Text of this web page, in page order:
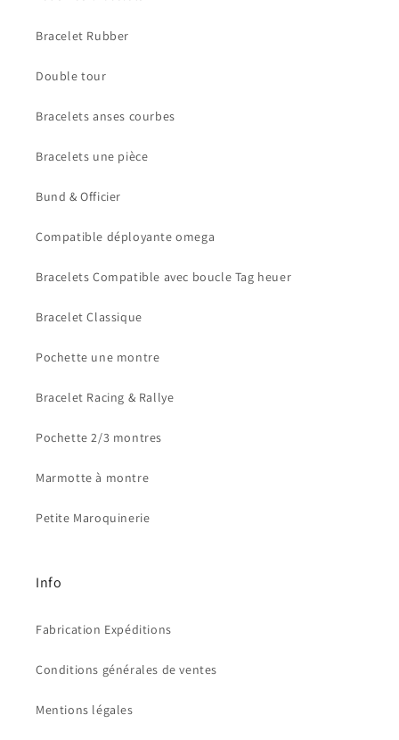
Bracelet Rubber
Double tour
Bracelets anses courbes
Bracelets une pièce
Bund & Officier
Compatible déployante omega
Bracelets Compatible avec boucle Tag heuer
Bracelet Classique
Pochette une montre
Bracelet Racing & Rallye
Pochette 2/3 montres
Marmotte à montre
Petite Maroquinerie
Info
Fabrication Expéditions
Conditions générales de ventes
Mentions légales